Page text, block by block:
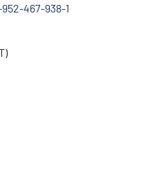
467-938-1